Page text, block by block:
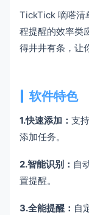
TickTick 嘀嗒清
程提醒的效率类
得井井有条，让
软件特色
1.快速添加： 支
添加任务。
2.智能识别： 自
置提醒。
3.全能提醒： 自